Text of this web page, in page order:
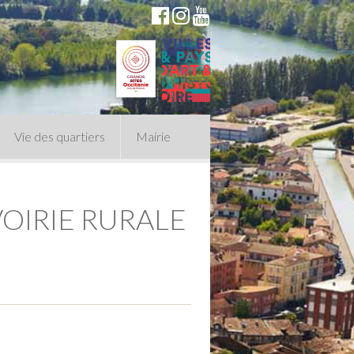
Vie des quartiers Mairie
Conseil Municipal
politique
RURALE